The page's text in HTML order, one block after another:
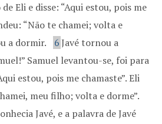
Eli e disse: “Aqui estou, pois me
“Não te chamei; volta e
a dormir.
6Javé tornou a
Samuel levantou-se, foi para
estou, pois me chamaste”. Eli
meu filho; volta e dorme”.
Javé, e a palavra de Javé